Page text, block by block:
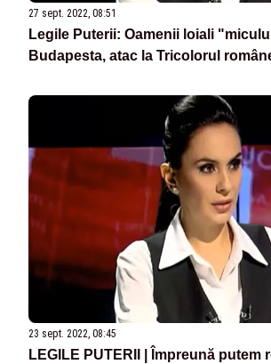
27 sept. 2022, 08:51
Legile Puterii: Oamenii loiali
Budapesta, atac la Tricolorul
23 sept. 2022, 08:45
LEGILE PUTERII | Împreună putem